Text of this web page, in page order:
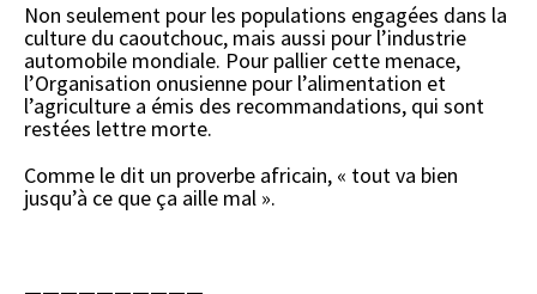
Non seulement pour les populations engagées dans la
culture du caoutchouc, mais aussi pour l’industrie
automobile mondiale. Pour pallier cette menace,
l’Organisation onusienne pour l’alimentation et
l’agriculture a émis des recommandations, qui sont
restées lettre morte.
Comme le dit un proverbe africain, « tout va bien
jusqu’à ce que ça aille mal ».